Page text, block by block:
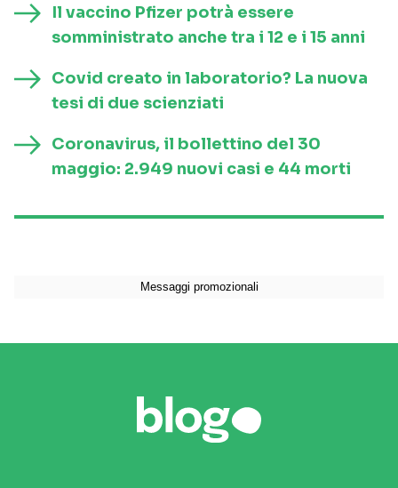
Il vaccino Pfizer potrà essere
somministrato anche tra i 12 e i 15 anni
Covid creato in laboratorio? La nuova
tesi di due scienziati
Coronavirus, il bollettino del 30
maggio: 2.949 nuovi casi e 44 morti